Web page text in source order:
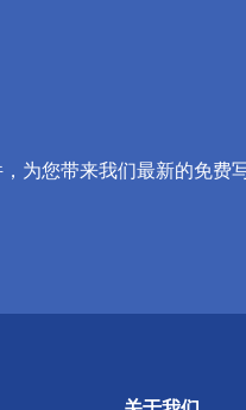
为您带来我们最新的免费